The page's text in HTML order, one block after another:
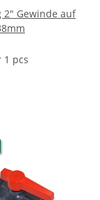
2" Gewinde auf
1 pcs